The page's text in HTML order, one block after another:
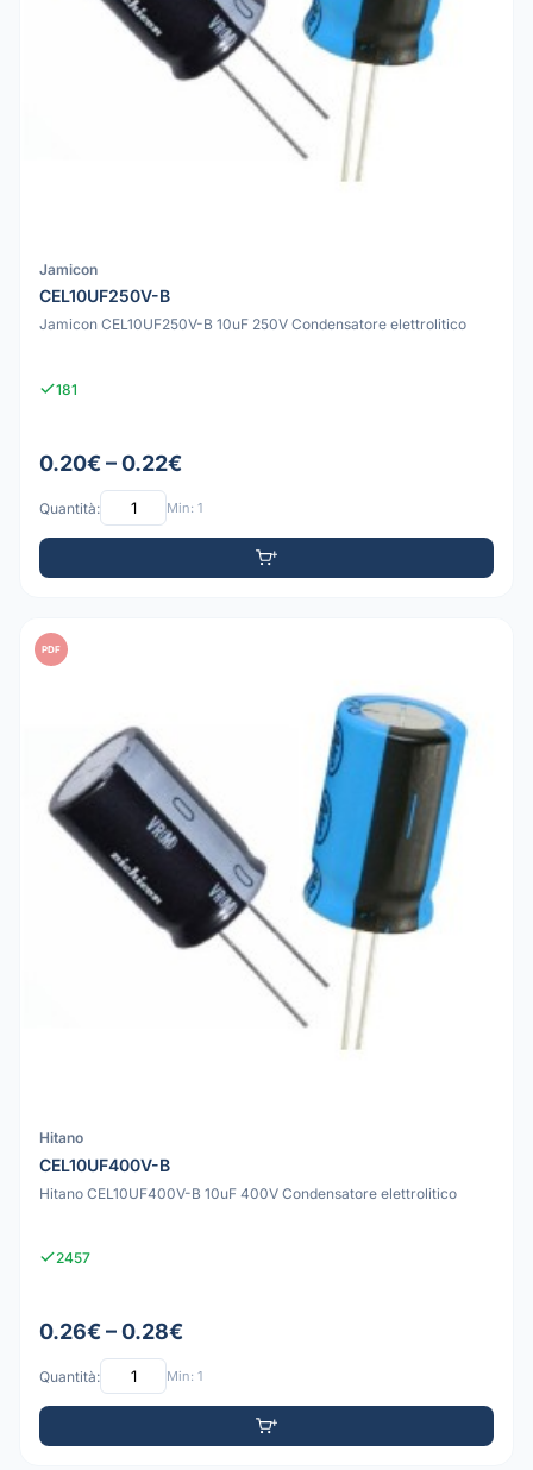
Jamicon
CEL10UF250V-B
Jamicon CEL10UF250V-B 10uF 250V Condensatore elettrolitico
181
0.20€ – 0.22€
Quantità: Min: 1
PDF
Hitano
CEL10UF400V-B
Hitano CEL10UF400V-B 10uF 400V Condensatore elettrolitico
2457
0.26€ – 0.28€
Quantità: Min: 1